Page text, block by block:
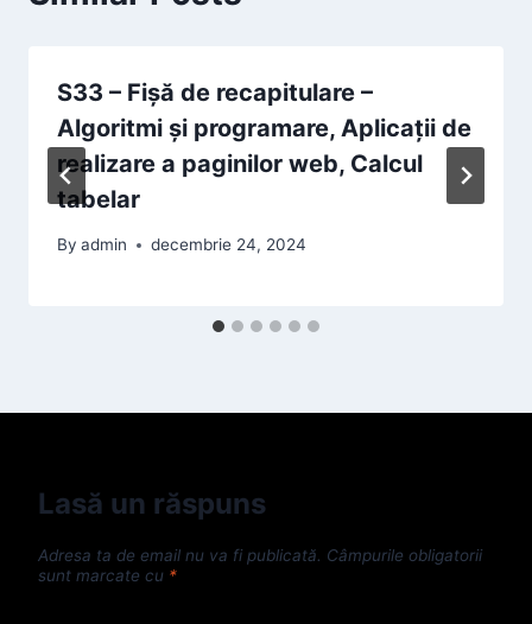
S33 – Fișă de recapitulare –
Algoritmi și programare, Aplicații de
realizare a paginilor web, Calcul
tabelar
By admin decembrie 24, 2024
Lasă un răspuns
Adresa ta de email nu va fi publicată. Câmpurile obligatorii
sunt marcate cu *